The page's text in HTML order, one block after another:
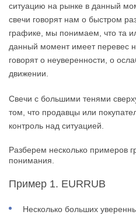
ситуацию на рынке в данный
свечи говорят нам о быстром
графике, мы понимаем, что та
данный момент имеет перевес
говорят о неуверенности, о
движении.
Свечи с большими тенями
том, что продавцы или
контроль над ситуацией.
Разберем несколько примеров
понимания.
Пример 1. EURRUB
Несколько больших